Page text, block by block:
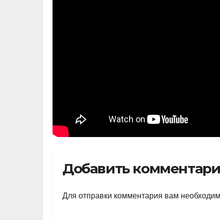
Добавить
Для отправки комментария вам